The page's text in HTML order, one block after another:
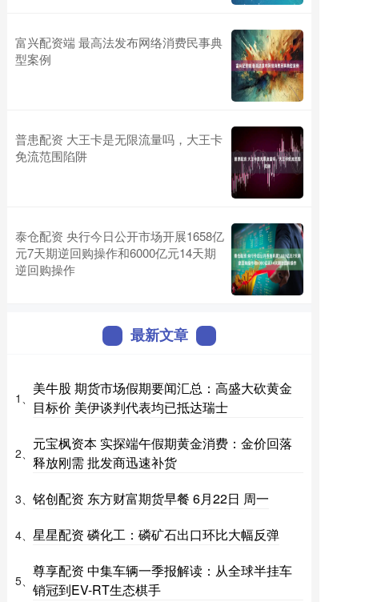
富兴配资端 最高法发布网络消费民事典
型案例
普患配资 大王卡是无限流量吗，大王卡
免流范围陷阱
泰仓配资 央行今日公开市场开展1658亿
元7天期逆回购操作和6000亿元14天期
逆回购操作
最新文章
1、
美牛股 期货市场假期要闻汇总：高盛大砍黄金
目标价 美伊谈判代表均已抵达瑞士
2、
元宝枫资本 实探端午假期黄金消费：金价回落
释放刚需 批发商迅速补货
3、 铭创配资 东方财富期货早餐 6月22日 周一
4、 星星配资 磷化工：磷矿石出口环比大幅反弹
5、
尊享配资 中集车辆一季报解读：从全球半挂车
销冠到EV-RT生态棋手